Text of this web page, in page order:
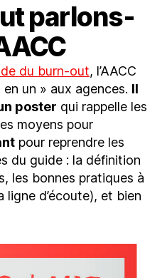
parlons-
du burn-out, l’AACC
un » aux agences. Il
poster qui rappelle les
moyens pour
pour reprendre les
du guide : la définition
les bonnes pratiques à
d’écoute), et bien